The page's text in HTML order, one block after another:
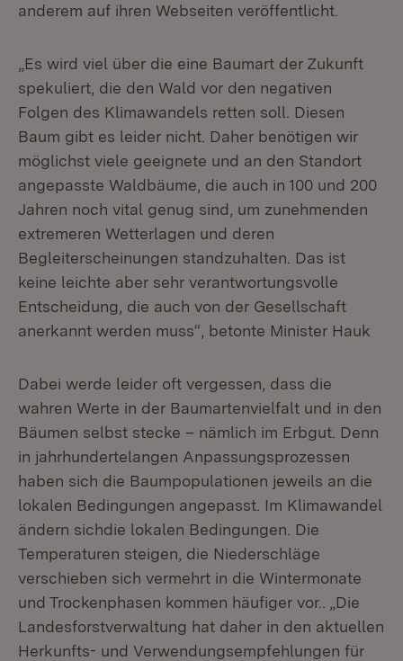
anderem auf ihren Webseiten veröffentlicht.
„Es wird viel über die eine Baumart der Zukunft
spekuliert, die den Wald vor den negativen
Folgen des Klimawandels retten soll. Diesen
Baum gibt es leider nicht. Daher benötigen wir
möglichst viele geeignete und an den Standort
angepasste Waldbäume, die auch in 100 und 200
Jahren noch vital genug sind, um zunehmenden
extremeren Wetterlagen und deren
Begleiterscheinungen standzuhalten. Das ist
keine leichte aber sehr verantwortungsvolle
Entscheidung, die auch von der Gesellschaft
anerkannt werden muss“, betonte Minister Hauk
Dabei werde leider oft vergessen, dass die
wahren Werte in der Baumartenvielfalt und in den
Bäumen selbst stecke – nämlich im Erbgut. Denn
in jahrhundertelangen Anpassungsprozessen
haben sich die Baumpopulationen jeweils an die
lokalen Bedingungen angepasst. Im Klimawandel
ändern sichdie lokalen Bedingungen. Die
Temperaturen steigen, die Niederschläge
verschieben sich vermehrt in die Wintermonate
und Trockenphasen kommen häufiger vor.. „Die
Landesforstverwaltung hat daher in den aktuellen
Herkunfts- und Verwendungsempfehlungen für